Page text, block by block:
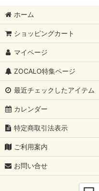
ホーム
ショッピングカート
マイページ
ZOCALO特集ページ
最近チェックしたアイテム
カレンダー
特定商取引法表示
ご利用案内
お問い合せ